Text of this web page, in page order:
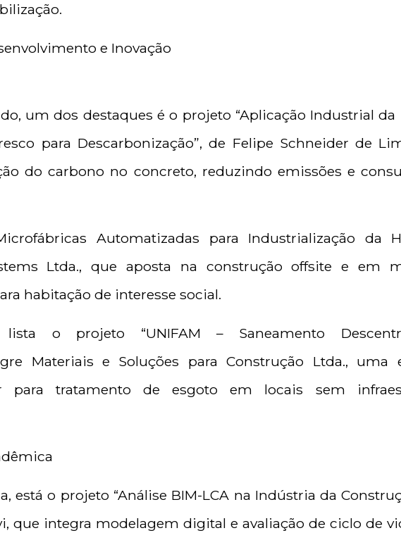
e Inovação
um dos destaques é o projeto “Aplicação Industrial da
para Descarbonização”, de Felipe Schneider de
do carbono no concreto, reduzindo emissões e
Automatizadas para Industrialização da
Ltda., que aposta na construção offsite e em
habitação de interesse social.
o projeto “UNIFAM – Saneamento
Materiais e Soluções para Construção Ltda., uma
para tratamento de esgoto em locais sem
está o projeto “Análise BIM-LCA na Indústria da
que integra modelagem digital e avaliação de ciclo de